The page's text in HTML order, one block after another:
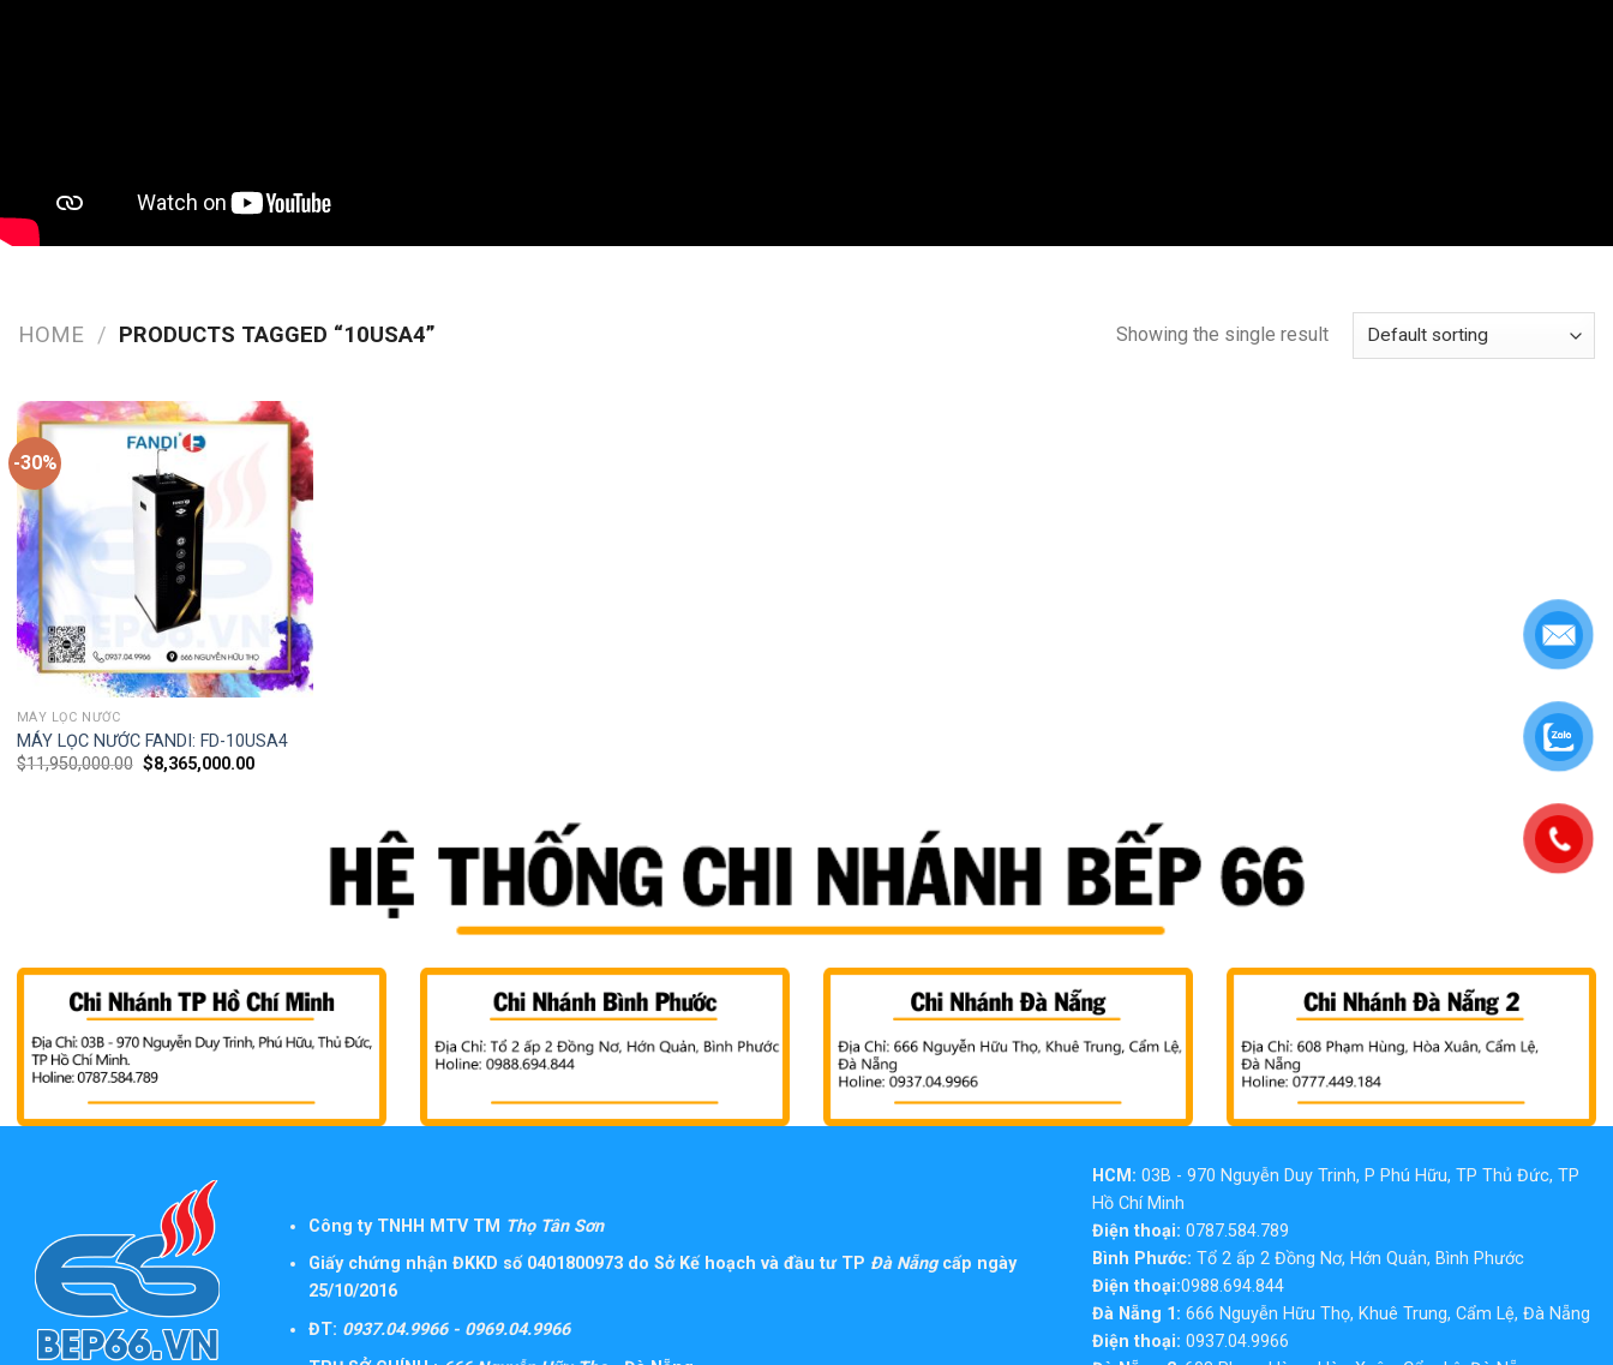
HOME / PRODUCTS TAGGED “10USA4” Showing the single result
-30%
MÁY LỌC NƯỚC
MÁY LỌC NƯỚC FANDI: FD-10USA4
$11,950,000.00 $8,365,000.00
Công ty TNHH MTV TM Thọ Tân Sơn
Giấy chứng nhận ĐKKD số 0401800973 do Sở Kế hoạch và đầu tư TP Đà Nẵngcấp ngày
25/10/2016
ĐT: 0937.04.9966 - 0969.04.9966
HCM: 03B - 970 Nguyễn Duy Trinh, P Phú Hữu, TP Thủ Đức, TP
Hồ Chí Minh
Điện thoại: 0787.584.789
Bình Phước: Tổ 2 ấp 2 Đồng Nơ, Hớn Quản, Bình Phước
Điện thoại:0988.694.844
Đà Nẵng 1: 666 Nguyễn Hữu Thọ, Khuê Trung, Cẩm Lệ, Đà Nẵng
Điện thoại: 0937.04.9966